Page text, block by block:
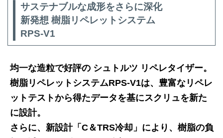
サステナブルな成形をさらに深化
新発想 樹脂リペレットシステム
RPS-V1
均一な造粒で好評の シュトルツ リペレタイザー。
樹脂リペレットシステムRPS-V1は、豊富なリペレ
ットテストから得たデータを基にスクリュを新た
に設計。
さらに、新設計「C＆TRS冷却」により、樹脂の負